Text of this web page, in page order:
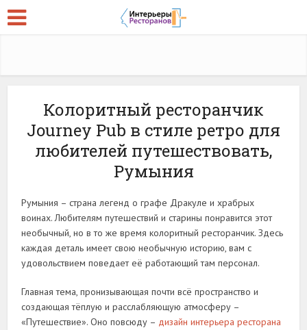
Колоритный ресторанчик
Journey Pub в стиле ретро для
любителей путешествовать,
Румыния
Румыния – страна легенд о графе Дракуле и храбрых
воинах. Любителям путешествий и старины понравится этот
необычный, но в то же время колоритный ресторанчик. Здесь
каждая деталь имеет свою необычную историю, вам с
удовольствием поведает её работающий там персонал.
Главная тема, пронизывающая почти всё пространство и
создающая тёплую и расслабляющую атмосферу –
«Путешествие». Оно повсюду – дизайн интерьера ресторана